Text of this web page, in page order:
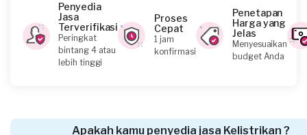
Tama requested Kelistrikan
4 hari yang lalu
Bekasi Kota, Jawa Barat
Penyedia
Jasa
Terverifikasi
Peringkat
bintang 4 atau
lebih tinggi
Proses
Cepat
1 jam
konfirmasi
Penetapan
Harga yang
Jelas
Menyesuaikan
budget Anda
Apakah kamu penyedia jasa Kelistrikan ?